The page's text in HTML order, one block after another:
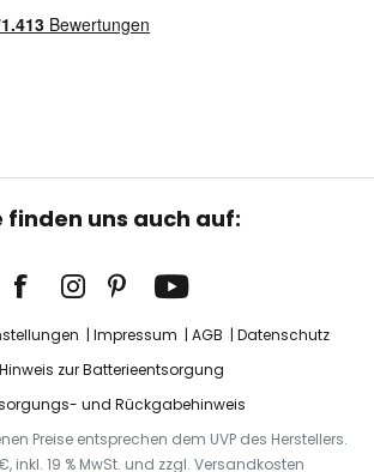
finden uns auch auf:
Impressum AGB
Datenschutz
Hinweis zur Batterieentsorgung
und Rückgabehinweis
Preise entsprechen dem UVP des Herstellers.
inkl. 19 % MwSt. und zzgl. Versandkosten